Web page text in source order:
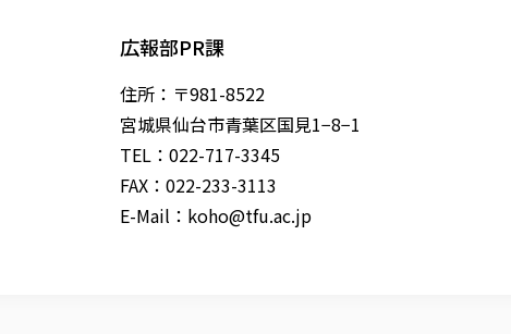
広報部PR課
住所：〒981-8522
宮城県仙台市青葉区国見1−8−1
TEL：022-717-3345
FAX：022-233-3113
E-Mail： koho@tfu.ac.jp